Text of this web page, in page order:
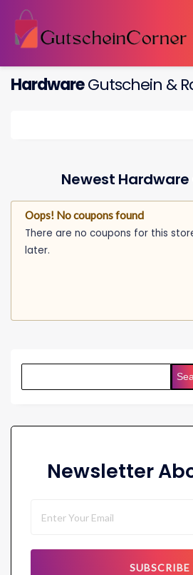
HardwareGutschein &
Newest
Oops! No coupons found
There are no coupons for this
later.
Newsletter
SUBSCRIBE